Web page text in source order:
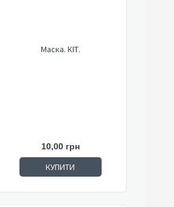
Маска. КІТ.
10,00 грн
КУПИТИ